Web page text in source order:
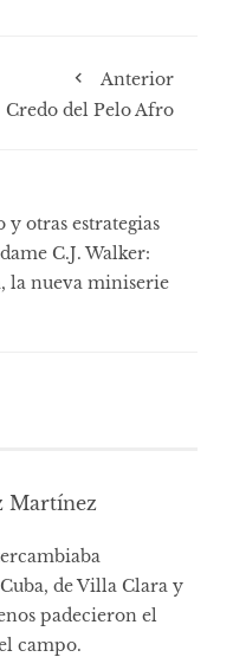
Anterior
Credo del Pelo Afro
otras estrategias
C.J. Walker:
la nueva miniserie
Martínez
de Villa Clara y
padecieron el
campo.